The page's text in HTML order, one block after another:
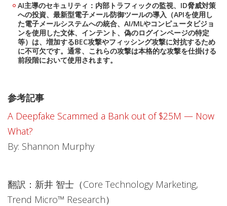
AI主導のセキュリティ：内部トラフィックの監視、ID脅威対策
への投資、最新型電子メール防御ツールの導入（APIを使用し
た電子メールシステムへの統合、AI/MLやコンピュータビジョ
ンを使用した文体、インテント、偽のログインページの特定
等）は、増加するBEC攻撃やフィッシング攻撃に対抗するため
に不可欠です。通常、これらの攻撃は本格的な攻撃を仕掛ける
前段階において使用されます。
参考記事
A Deepfake Scammed a Bank out of $25M — Now
What?
By: Shannon Murphy
翻訳：新井 智士（Core Technology Marketing,
Trend Micro™ Research）